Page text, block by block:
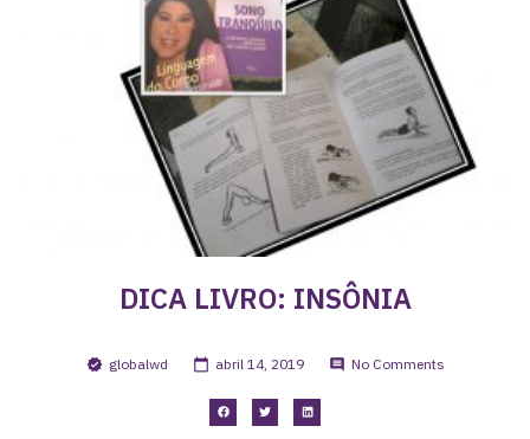
DICA LIVRO: INSÔNIA
globalwd abril 14, 2019 No Comments